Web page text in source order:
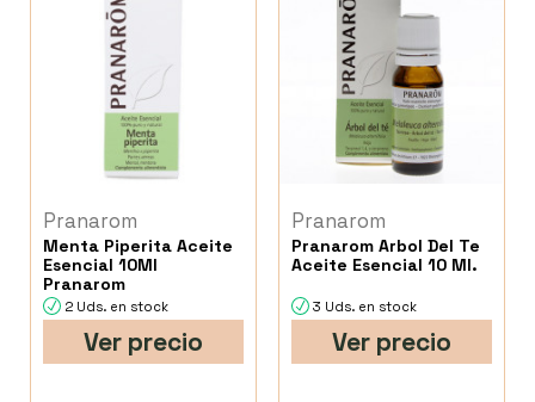
Pranarom
Menta Piperita Aceite
Esencial 10Ml
Pranarom
2 Uds. en stock
Ver precio
Pranarom
Pranarom Arbol Del Te
Aceite Esencial 10 Ml.
3 Uds. en stock
Ver precio